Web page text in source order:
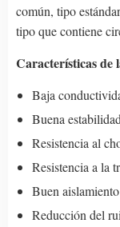
común, tipo
tipo que contiene
Características de
Baja
Buena
Resistencia al
Resistencia a la
Buen
Reducción del